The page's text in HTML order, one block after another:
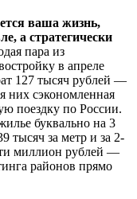
ваша жизнь,
а стратегически
пара из
в апреле
127 тысяч рублей —
них сэкономленная
поездку по России.
буквально на 3
тысяч за метр и за 2-
миллион рублей —
районов прямо